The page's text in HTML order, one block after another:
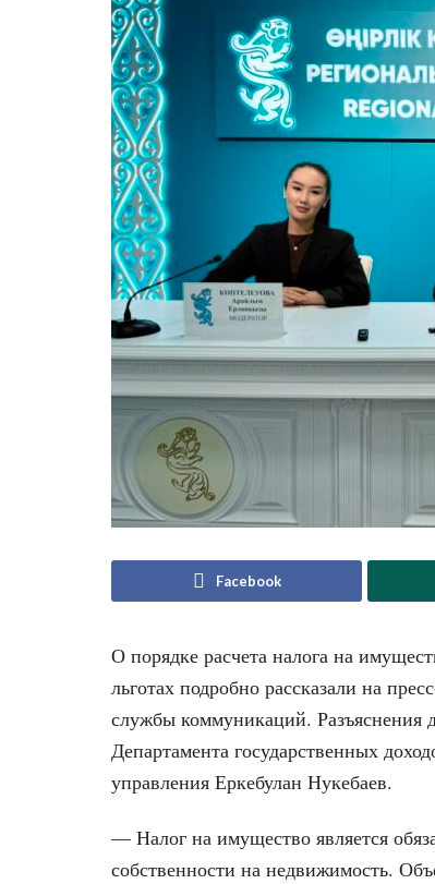
Facebook
О порядке расчета налога на
льготах подробно рассказали на
службы коммуникаций. Разъяснения
Департамента государственных
управления Еркебулан Нукебаев.
— Налог на имущество является
собственности на недвижимость.